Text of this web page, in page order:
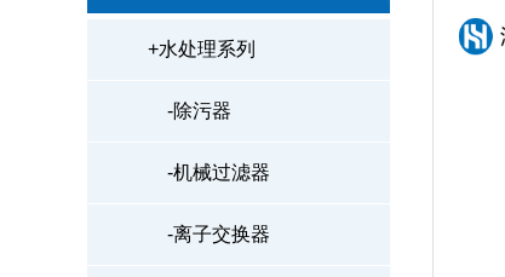
+水处理系列
-除污器
-机械过滤器
-离子交换器